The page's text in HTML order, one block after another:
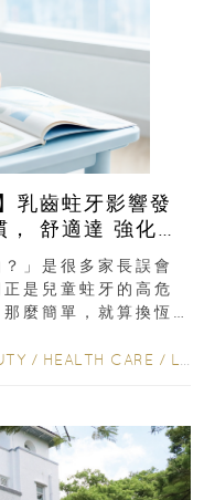
乳齒蛀牙影響發
琺
」是很多家長誤會
是兒童蛀牙的高危
麼簡單，就算換恆
/ HEALTH CARE / LIFESTYLE